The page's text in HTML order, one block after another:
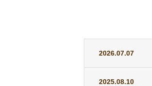
2026.07.07
2025.08.10